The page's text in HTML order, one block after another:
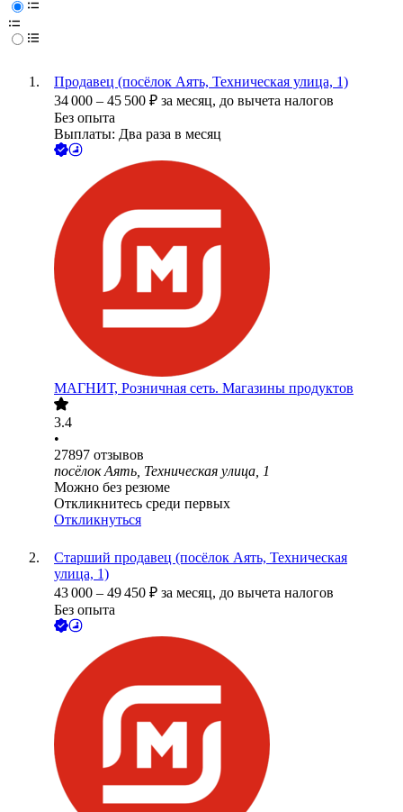
Продавец (посёлок Аять, Техническая улица, 1)
34 000 – 45 500 ₽ за месяц, до вычета налогов
Без опыта
Выплаты: Два раза в месяц
МАГНИТ, Розничная сеть. Магазины продуктов
3.4
•
27897 отзывов
посёлок Аять, Техническая улица, 1
Можно без резюме
Откликнитесь среди первых
Откликнуться
Старший продавец (посёлок Аять, Техническая
улица, 1)
43 000 – 49 450 ₽ за месяц, до вычета налогов
Без опыта